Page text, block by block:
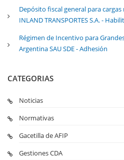
Depósito fiscal general para
INLAND TRANSPORTES S.A. -
Régimen de Incentivo para
Argentina SAU SDE - Adhesión
CATEGORIAS
Noticias
Normativas
Gacetilla de AFIP
Gestiones CDA